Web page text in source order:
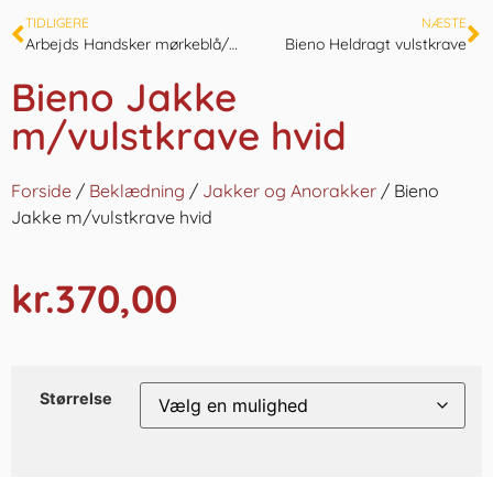
TIDLIGERE
Arbejds Handsker mørkeblå/hvid
NÆSTE
Bieno Heldragt vulstkrave
Bieno Jakke
m/vulstkrave hvid
Forside / Beklædning / Jakker og Anorakker / Bieno
Jakke m/vulstkrave hvid
kr.370,00
Størrelse